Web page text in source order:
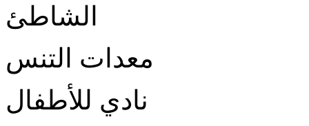
الشاطئ
معدات التنس
نادي للأطفال